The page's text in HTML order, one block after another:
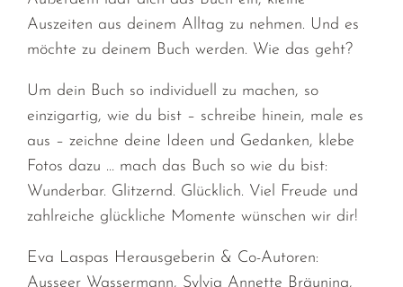
Auszeiten aus deinem Alltag zu nehmen. Und es
möchte zu deinem Buch werden. Wie das geht?
Um dein Buch so individuell zu machen, so
einzigartig, wie du bist – schreibe hinein, male es
aus – zeichne deine Ideen und Gedanken, klebe
Fotos dazu … mach das Buch so wie du bist:
Wunderbar. Glitzernd. Glücklich. Viel Freude und
zahlreiche glückliche Momente wünschen wir dir!
Eva Laspas Herausgeberin & Co-Autoren:
Ausseer Wassermann, Sylvia Annette Bräuning,